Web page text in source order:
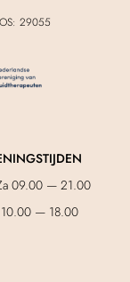
09.00 — 21.00
— 18.00
29055